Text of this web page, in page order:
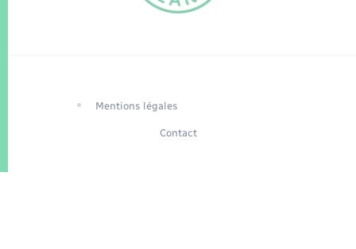
Mentions légales
Contact